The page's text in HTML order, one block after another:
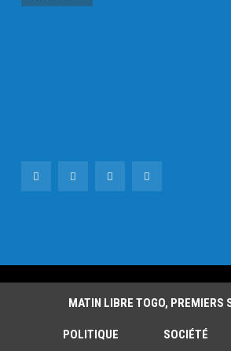
MATIN LIBRE TOGO, PREMIERS
POLITIQUE SOCIÉTÉ